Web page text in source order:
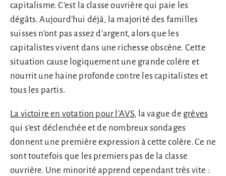
capitalisme. C’est la classe ouvrière qui paie les
dégâts. Aujourd’hui déjà, la majorité des familles
suisses n’ont pas assez d’argent, alors que les
capitalistes vivent dans une richesse obscène. Cette
situation cause logiquement une grande colère et
nourrit une haine profonde contre les capitalistes et
tous les partis.
La victoire en votation pour l’AVS, la vague de grèves
qui s’est déclenchée et de nombreux sondages
donnent une première expression à cette colère. Ce ne
sont toutefois que les premiers pas de la classe
ouvrière. Une minorité apprend cependant très vite :